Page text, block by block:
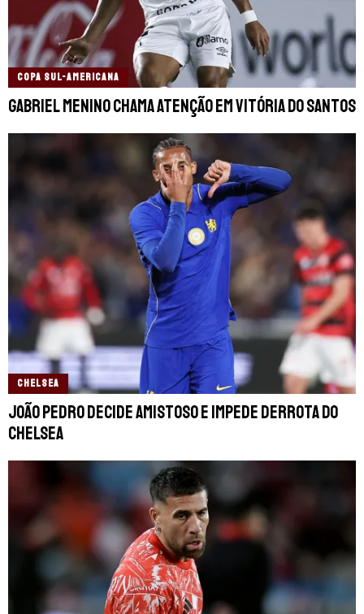
COPA SUL-AMERICANA
Gabriel Menino chama atenção em vitória do Santos
CHELSEA
João Pedro decide amistoso e impede derrota do
Chelsea